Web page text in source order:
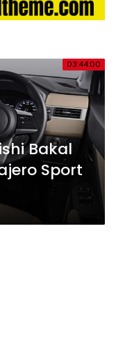
03:44:00
Bakal
Sport